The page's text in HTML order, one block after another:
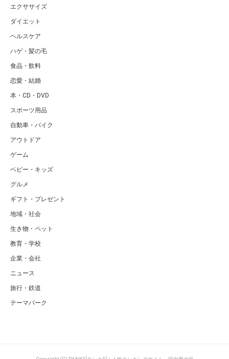
エクササイズ
ダイエット
ヘルスケア
ハゲ・髪の毛
食品・飲料
恋愛・結婚
本・CD・DVD
スポーツ用品
自動車・バイク
アウトドア
ゲーム
ベビー・キッズ
グルメ
ギフト・プレゼント
地域・社会
生き物・ペット
教育・学校
企業・会社
ニュース
旅行・鉄道
テーマパーク